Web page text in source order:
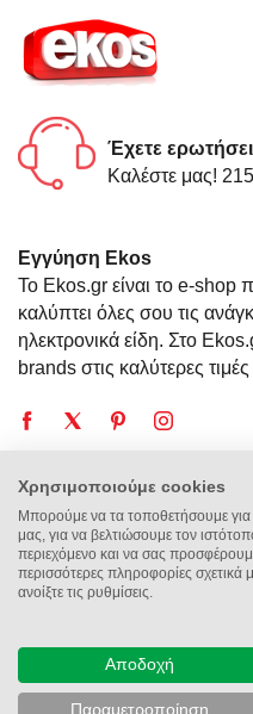
Έχετε
Καλέστε μας!
Εγγύηση Ekos
Το Ekos.gr είναι το e-shop
καλύπτει όλες σου τις
ηλεκτρονικά είδη. Στο
brands στις καλύτερες
Η Εταιρεία
Πληροφορίες
© 2014 - 2026 Εkos.gr is an
Χρησιμοποιούμε cookies
Μπορούμε να τα τοποθετήσουμε
μας, για να βελτιώσουμε τον
περιεχόμενο και να σας
περισσότερες πληροφορίες
ανοίξτε τις ρυθμίσεις.
Αποδοχή
Παραμετροποίηση